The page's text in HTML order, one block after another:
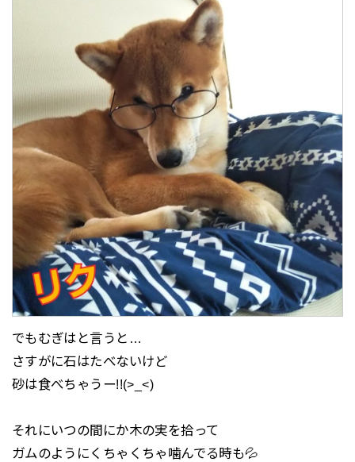
でもむぎはと言うと…
さすがに石はたべないけど
砂は食べちゃうー!!(>_<)
それにいつの間にか木の実を拾って
ガムのようにくちゃくちゃ噛んでる時も💦